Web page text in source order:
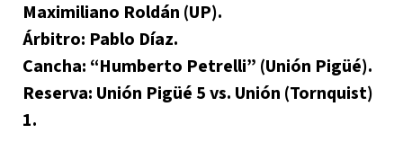
Maximiliano Roldán (UP).
Árbitro: Pablo Díaz.
Cancha: “Humberto Petrelli” (Unión Pigüé).
Reserva: Unión Pigüé 5 vs. Unión (Tornquist)
1.